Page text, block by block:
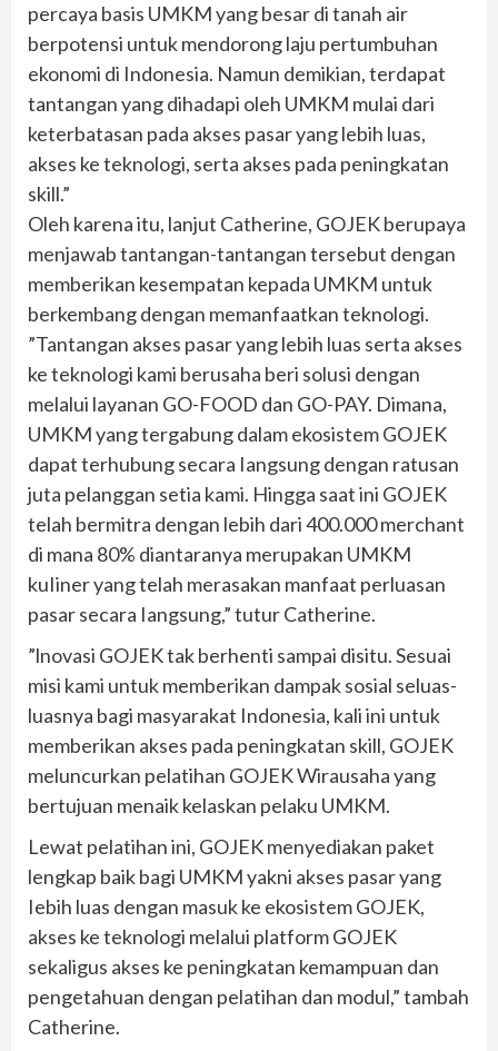
percaya basis UMKM yang besar di tanah air
berpotensi untuk mendorong laju pertumbuhan
ekonomi di Indonesia. Namun demikian, terdapat
tantangan yang dihadapi oleh UMKM mulai dari
keterbatasan pada akses pasar yang lebih luas,
akses ke teknologi, serta akses pada peningkatan
skill.”
Oleh karena itu, lanjut Catherine, GOJEK berupaya
menjawab tantangan-tantangan tersebut dengan
memberikan kesempatan kepada UMKM untuk
berkembang dengan memanfaatkan teknologi.
”Tantangan akses pasar yang lebih luas serta akses
ke teknologi kami berusaha beri solusi dengan
melalui layanan GO-FOOD dan GO-PAY. Dimana,
UMKM yang tergabung dalam ekosistem GOJEK
dapat terhubung secara Iangsung dengan ratusan
juta pelanggan setia kami. Hingga saat ini GOJEK
telah bermitra dengan lebih dari 400.000 merchant
di mana 80% diantaranya merupakan UMKM
kuIiner yang telah merasakan manfaat perluasan
pasar secara Iangsung,” tutur Catherine.
”lnovasi GOJEK tak berhenti sampai disitu. Sesuai
misi kami untuk memberikan dampak sosial seluas-
luasnya bagi masyarakat Indonesia, kali ini untuk
memberikan akses pada peningkatan skill, GOJEK
meluncurkan pelatihan GOJEK Wirausaha yang
bertujuan menaik kelaskan pelaku UMKM.
Lewat pelatihan ini, GOJEK menyediakan paket
lengkap baik bagi UMKM yakni akses pasar yang
Iebih luas dengan masuk ke ekosistem GOJEK,
akses ke teknologi melalui platform GOJEK
sekaligus akses ke peningkatan kemampuan dan
pengetahuan dengan pelatihan dan modul,” tambah
Catherine.